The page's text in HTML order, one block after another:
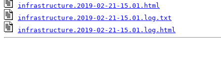
infrastructure.2019-02-21-15.01.html
infrastructure.2019-02-21-15.01.log.txt
infrastructure.2019-02-21-15.01.log.html